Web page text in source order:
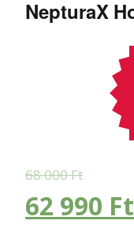
NepturaX
68 000Ft
62 990 Ft